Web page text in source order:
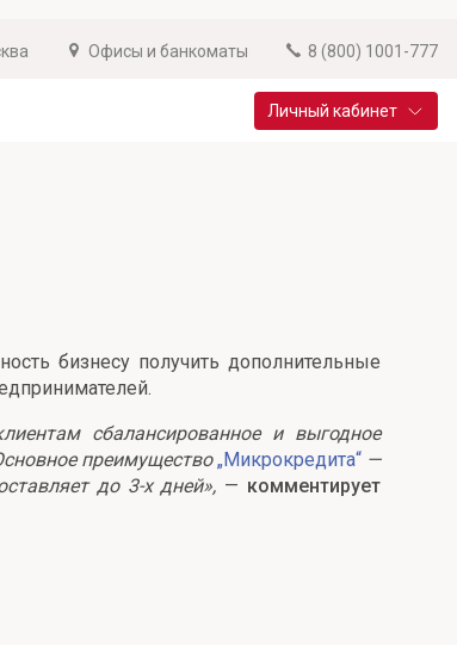
Офисы и банкоматы 8 (800) 1001-777
Подробнее
Личный кабинет
бизнесу получить дополнительные
сбалансированное и выгодное
преимущество„Микрокредита“ —
до 3-х дней», — комментирует